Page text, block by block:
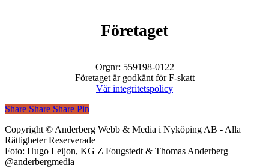
Företaget
Orgnr: 559198-0122
Företaget är godkänt för F-skatt
Vår integritetspolicy
Share
Share Share Share Pin
Copyright © Anderberg Webb & Media i Nyköping AB - Alla
Rättigheter Reserverade
Foto: Hugo Leijon, KG Z Fougstedt & Thomas Anderberg
@anderbergmedia